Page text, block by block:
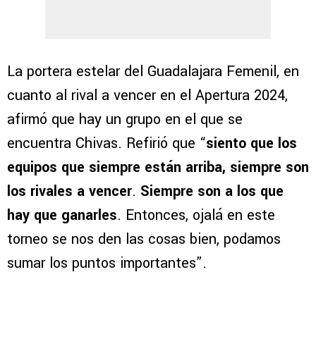
La portera estelar del Guadalajara Femenil, en
cuanto al rival a vencer en el Apertura 2024,
afirmó que hay un grupo en el que se
encuentra Chivas. Refirió que “siento que los
equipos que siempre están arriba, siempre son
los rivales a vencer. Siempre son a los que
hay que ganarles. Entonces, ojalá en este
torneo se nos den las cosas bien, podamos
sumar los puntos importantes”.